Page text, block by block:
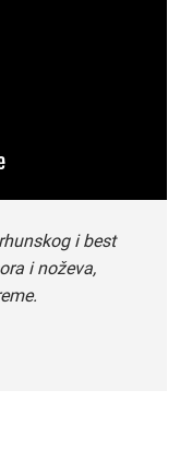
i best
i noževa,